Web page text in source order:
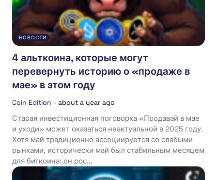
НОВОСТИ
4 альткоина, которые могут
перевернуть историю о «продаже в
мае» в этом году
Coin Edition - about a year ago
Старая инвестиционная поговорка «Продавай в мае
и уходи» может оказаться неактуальной в 2025 году.
Хотя май традиционно ассоциируется со слабыми
рынками, исторически май был стабильным месяцем
для биткоина: он рос...